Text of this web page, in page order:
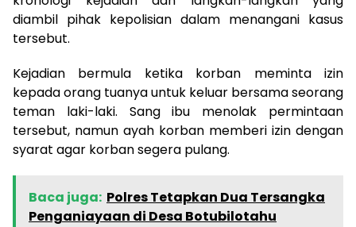
diambil pihak kepolisian dalam menangani kasus
tersebut.
Kejadian bermula ketika korban meminta izin
kepada orang tuanya untuk keluar bersama seorang
teman laki-laki. Sang ibu menolak permintaan
tersebut, namun ayah korban memberi izin dengan
syarat agar korban segera pulang.
Baca juga: Polres Tetapkan Dua Tersangka
Penganiayaan di Desa Botubilotahu